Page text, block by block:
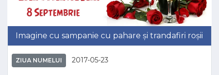
Imagine cu sampanie cu pahare și trandafiri roșii
ZIUA NUMELUI 2017-05-23